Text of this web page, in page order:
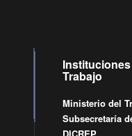
Trabajo
Ministerio del
Subsecretaría